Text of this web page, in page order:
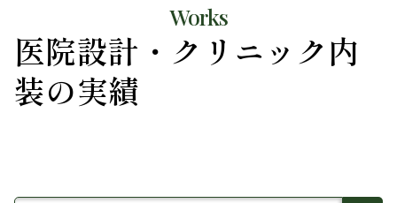
Works
医院設計・クリニック内
装の実績